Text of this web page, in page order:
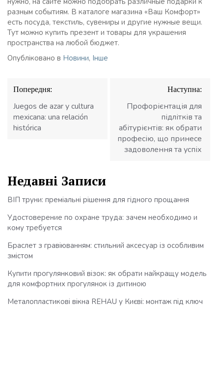
разным событиям. В каталоге магазина «Ваш Комфорт»
есть посуда, текстиль, сувениры и другие нужные вещи.
Тут можно купить презент и товары для украшения
пространства на любой бюджет.
Опубліковано в Новини, Інше
Навігація
записів
Попередня:
Juegos de azar y cultura
mexicana: una relación
histórica
Наступна:
Профорієнтація для
підлітків та
абітурієнтів: як обрати
професію, що принесе
задоволення та успіх
Недавні Записи
ВІП труни: преміальні рішення для гідного прощання
Удостоверение по охране труда: зачем необходимо и
кому требуется
Браслет з гравіюванням: стильний аксесуар із особливим
змістом
Купити прогулянковий візок: як обрати найкращу модель
для комфортних прогулянок із дитиною
Металопластикові вікна REHAU у Києві: монтаж під ключ